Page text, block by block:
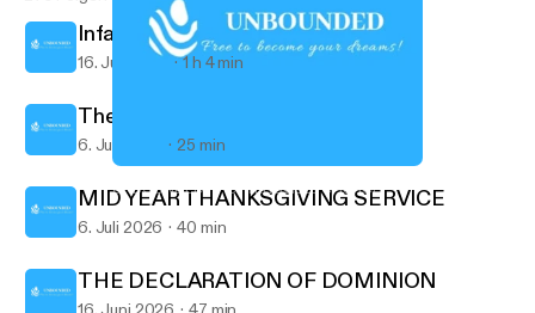
UNBOUNDED - POTTERSVILLE CHURCH
Infallible Proofs 2
16. Juli 2026 1 h 4 min
The Infallible Proofs
6. Juli 2026 25 min
MID YEAR THANKSGIVING SERVICE
6. Juli 2026 40 min
THE DECLARATION OF DOMINION